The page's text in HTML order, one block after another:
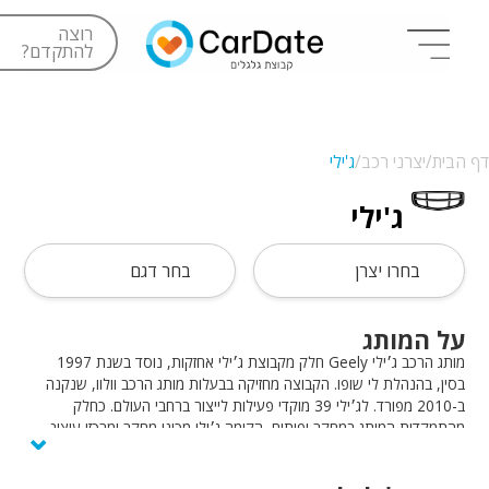
רוצה
להתקדם?
דף הבית/יצרני רכב/ג'ילי
ג'ילי
בחרו יצרן בחר דגם
על המותג
מותג הרכב ג׳ילי Geely חלק מקבוצת ג׳ילי אחזקות, נוסד בשנת 1997
בסין, בהנהלת לי שופו. הקבוצה מחזיקה בבעלות מותג הרכב וולוו, שנקנה
ב-2010 מפורד. לג׳ילי 39 מוקדי פעילות לייצור ברחבי העולם. כחלק
מהתמקדות המותג במחקר ופיתוח, הקימה ג׳ילי מכוני מחקר ומרכזי עיצוב⌄